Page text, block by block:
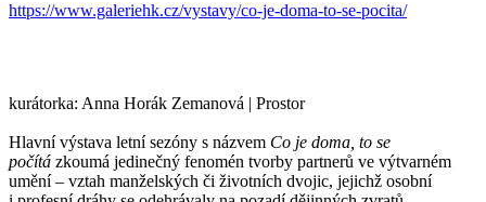
https://www.galeriehk.cz/vystavy/co-je-doma-to-se-pocita/
kurátorka: Anna Horák Zemanová | Prostor
Hlavní výstava letní sezóny s názvem Co je doma, to se
počítá zkoumá jedinečný fenomén tvorby partnerů ve výtvarném
umění – vztah manželských či životních dvojic, jejichž osobní